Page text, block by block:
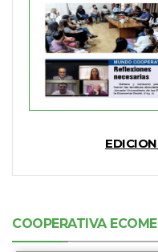
COOPERATIVA